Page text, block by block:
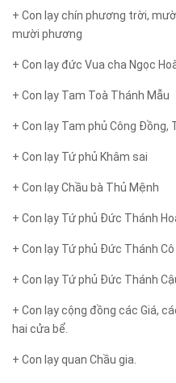
+ Con lạy chín phương trời,
mười phương
+ Con lạy đức Vua cha Ngọc
+ Con lạy Tam Toà Thánh Mẫu
+ Con lạy Tam phủ Công Đồng,
+ Con lạy Tứ phủ Khâm sai
+ Con lạy Chầu bà Thủ Mệnh
+ Con lạy Tứ phủ Đức Thánh
+ Con lạy Tứ phủ Đức Thánh Cô
+ Con lạy Tứ phủ Đức Thánh
+ Con lạy cộng đồng các Giá,
hai cửa bể.
+ Con lạy quan Chầu gia.